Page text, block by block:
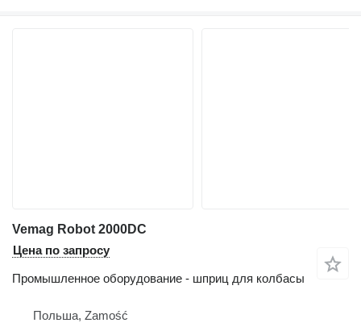
Vemag Robot 2000DC
Цена по запросу
Промышленное оборудование - шприц для колбасы
Польша, Zamość